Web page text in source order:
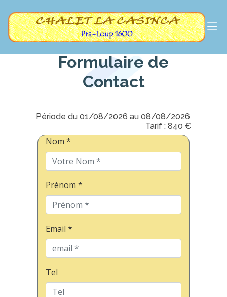
Formulaire de
Contact
Période du 01/08/2026 au 08/08/2026
Tarif : 840 €
Nom *
Prénom *
Email *
Tel